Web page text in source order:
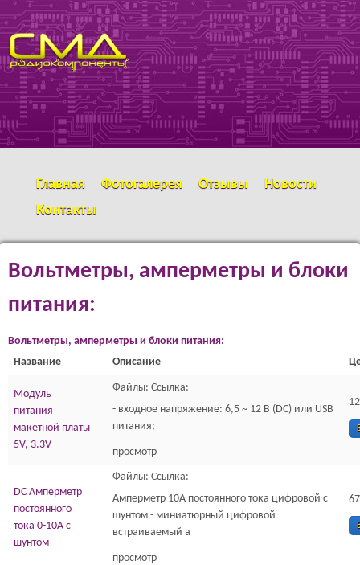
Перейти к основному
содержанию
SMD
РАДИОКОМПОНЕНТЫ
Главная Фотогалерея Отзывы
Новости
Контакты
Вольтметры, амперметры и блоки
питания:
Вольтметры, амперметры и блоки питания:
Название
Описание
Модуль
питания
макетной платы
5V, 3.3V
Файлы: Ссылка:
- входное напряжение: 6,5 ~ 12 В (DC) или USB
питания;
просмотр
DC Амперметр
постоянного
тока 0-10A с
шунтом
Файлы: Ссылка:
Амперметр 10А постоянного тока цифровой с
шунтом - миниатюрный цифровой
встраиваемый а
просмотр